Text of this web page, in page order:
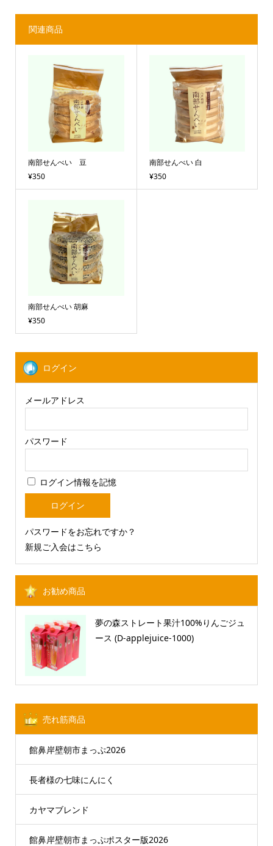
関連商品
南部せんべい 豆
¥350
南部せんべい 白
¥350
南部せんべい 胡麻
¥350
ログイン
メールアドレス
パスワード
ログイン情報を記憶
パスワードをお忘れですか？
新規ご入会はこちら
お勧め商品
夢の森ストレート果汁100%りんごジュ
ース (D-applejuice-1000)
売れ筋商品
館鼻岸壁朝市まっぷ2026
長者様の七味にんにく
カヤマブレンド
館鼻岸壁朝市まっぷポスター版2026